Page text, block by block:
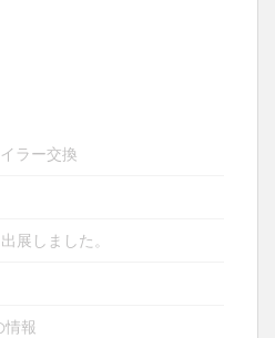
ラー交換
展しました。
報